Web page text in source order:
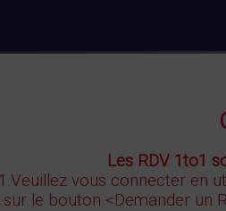
Les RDV 1to1
1.Veuillez vous connecter en
sur le bouton <Demander un